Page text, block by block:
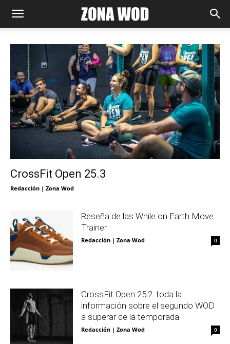
CrossFit Open 25.3
Redacción | Zona Wod
Reseña de las While on Earth Move
Trainer
Redacción | Zona Wod 0
CrossFit Open 25.2: toda la
información sobre el segundo WOD
a superar de la temporada
Redacción | Zona Wod 0